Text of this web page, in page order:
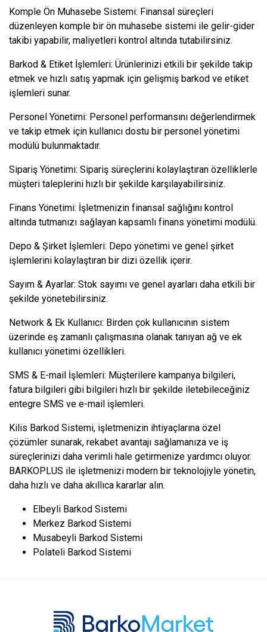
Komple Ön Muhasebe Sistemi: Finansal süreçleri
düzenleyen komple bir ön muhasebe sistemi ile gelir-gider
takibi yapabilir, maliyetleri kontrol altında tutabilirsiniz.
Barkod & Etiket İşlemleri: Ürünlerinizi etkili bir şekilde takip
etmek ve hızlı satış yapmak için gelişmiş barkod ve etiket
işlemleri sunar.
Personel Yönetimi: Personel performansını değerlendirmek
ve takip etmek için kullanıcı dostu bir personel yönetimi
modülü bulunmaktadır.
Sipariş Yönetimi: Sipariş süreçlerini kolaylaştıran özelliklerle
müşteri taleplerini hızlı bir şekilde karşılayabilirsiniz.
Finans Yönetimi: İşletmenizin finansal sağlığını kontrol
altında tutmanızı sağlayan kapsamlı finans yönetimi modülü.
Depo & Şirket İşlemleri: Depo yönetimi ve genel şirket
işlemlerini kolaylaştıran bir dizi özellik içerir.
Sayım & Ayarlar: Stok sayımı ve genel ayarları daha etkili bir
şekilde yönetebilirsiniz.
Network & Ek Kullanıcı: Birden çok kullanıcının sistem
üzerinde eş zamanlı çalışmasına olanak tanıyan ağ ve ek
kullanıcı yönetimi özellikleri.
SMS & E-mail İşlemleri: Müşterilere kampanya bilgileri,
fatura bilgileri gibi bilgileri hızlı bir şekilde iletebileceğiniz
entegre SMS ve e-mail işlemleri.
Kilis Barkod Sistemi, işletmenizin ihtiyaçlarına özel
çözümler sunarak, rekabet avantajı sağlamanıza ve iş
süreçlerinizi daha verimli hale getirmenize yardımcı oluyor.
BARKOPLUS ile işletmenizi modern bir teknolojiyle yönetin,
daha hızlı ve daha akıllıca kararlar alın.
Elbeyli Barkod Sistemi
Merkez Barkod Sistemi
Musabeyli Barkod Sistemi
Polateli Barkod Sistemi